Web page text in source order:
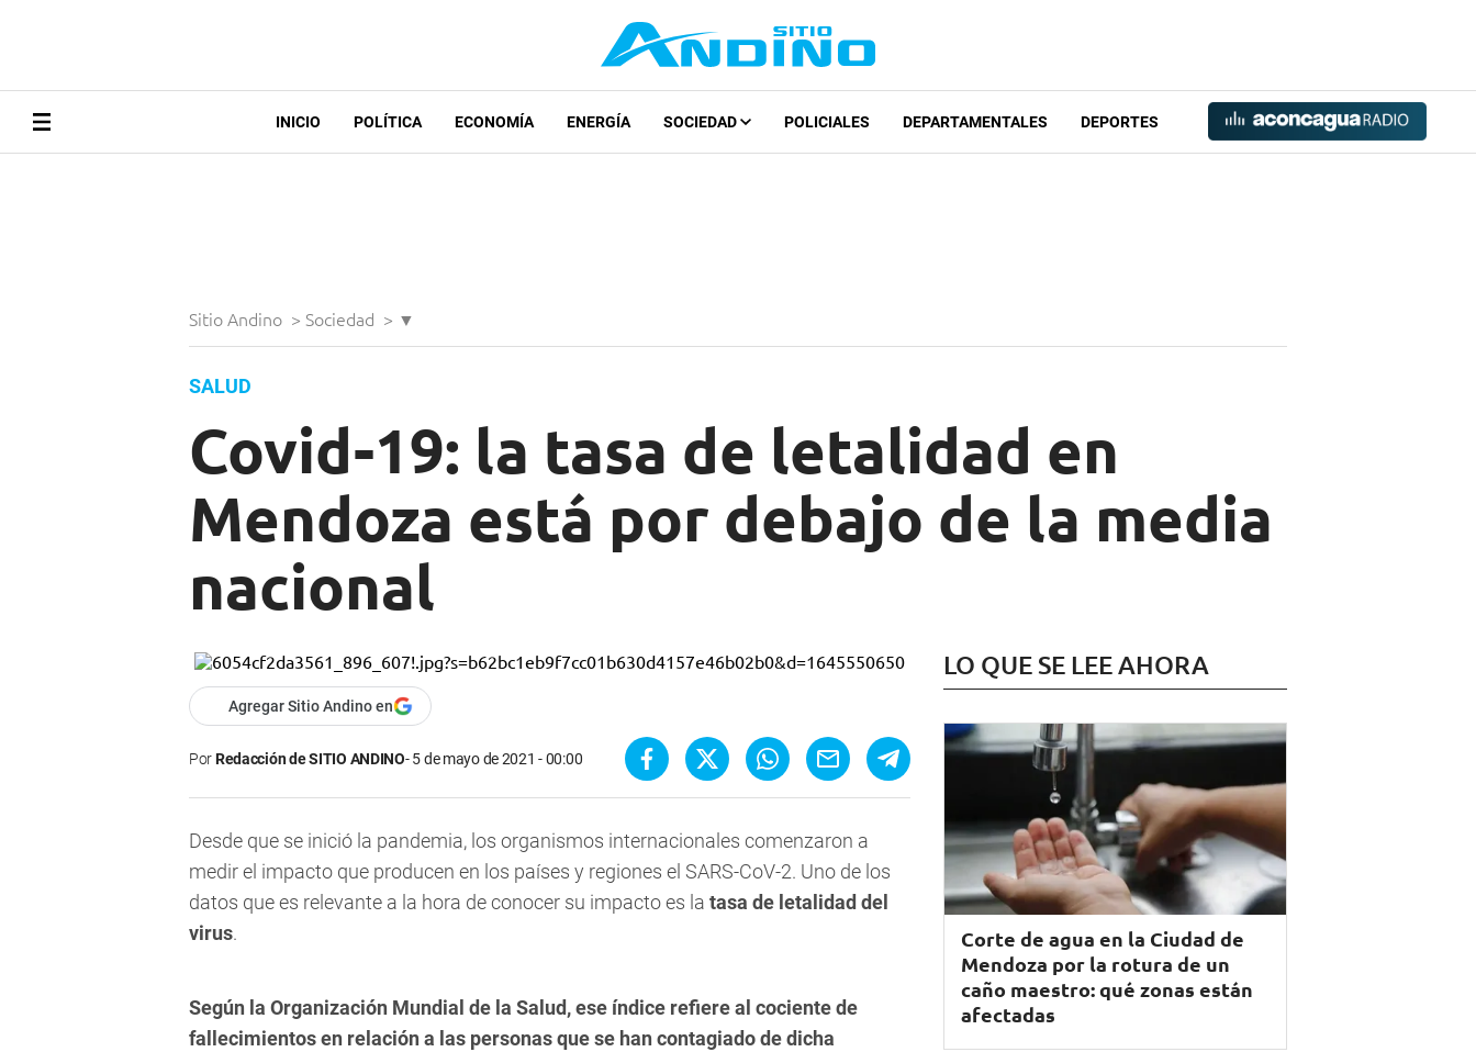
INICIO POLÍTICA ECONOMÍA ENERGÍA SOCIEDAD POLICIALES DEPARTAMENTALES DEPORTES
Sitio Andino > Sociedad > ▼
SALUD
Covid-19: la tasa de letalidad en
Mendoza está por debajo de la media
nacional
Agregar Sitio Andino en
PorRedacción de SITIO ANDINO 5 de mayo de 2021 - 00:00
Desde que se inició la pandemia, los organismos internacionales comenzaron a
medir el impacto que producen en los países y regiones el SARS-CoV-2. Uno de los
datos que es relevante a la hora de conocer su impacto es la tasa de letalidad del
virus.
Según la Organización Mundial de la Salud, ese índice refiere al cociente de
fallecimientos en relación a las personas que se han contagiado de dicha
LO QUE SE LEE AHORA
Corte de agua en la Ciudad de
Mendoza por la rotura de un
caño maestro: qué zonas están
afectadas